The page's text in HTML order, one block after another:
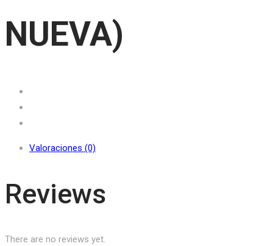
NUEVA)
Valoraciones (0)
Reviews
There are no reviews yet.